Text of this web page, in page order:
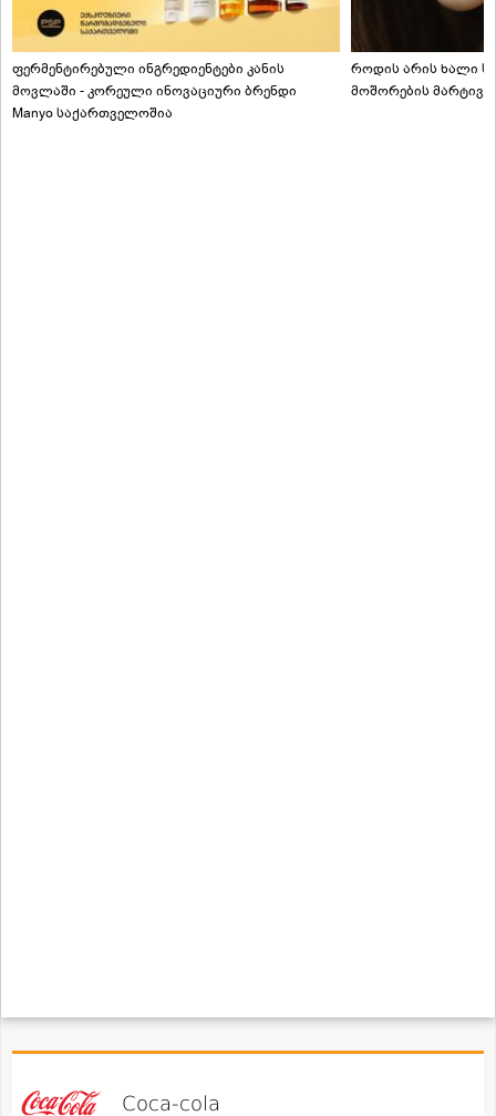
ფერმენტირებული ინგრედიენტები კანის
მოვლაში - კორეული ინოვაციური ბრენდი
Manyo საქართველოშია
როდის არის ხალი
მოშორების
Coca-cola